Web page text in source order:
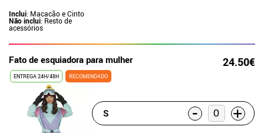
Inclui: Macacão e Cinto
Não inclui: Resto de
acessórios
Fato de esquiadora para mulher 24.50€
ENTREGA 24H/48H RECOMENDADO
S - +